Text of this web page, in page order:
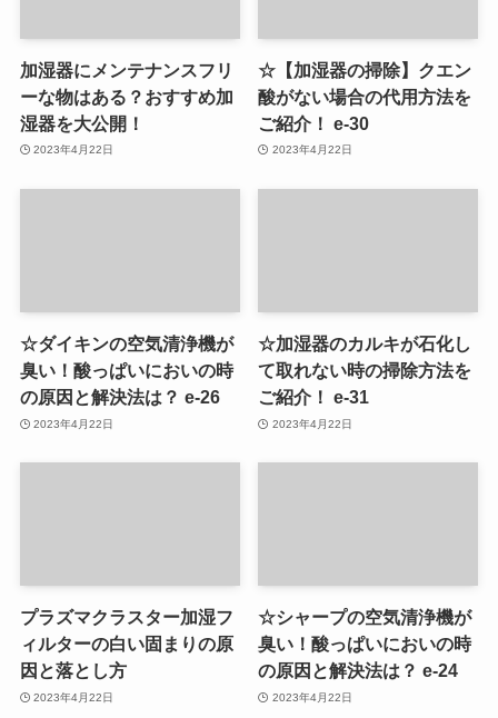
加湿器にメンテナンスフリ
ーな物はある？おすすめ加
湿器を大公開！
2023年4月22日
☆【加湿器の掃除】クエン
酸がない場合の代用方法を
ご紹介！ e-30
2023年4月22日
☆ダイキンの空気清浄機が
臭い！酸っぱいにおいの時
の原因と解決法は？ e-26
2023年4月22日
☆加湿器のカルキが石化し
て取れない時の掃除方法を
ご紹介！ e-31
2023年4月22日
プラズマクラスター加湿フ
ィルターの白い固まりの原
因と落とし方
2023年4月22日
☆シャープの空気清浄機が
臭い！酸っぱいにおいの時
の原因と解決法は？ e-24
2023年4月22日